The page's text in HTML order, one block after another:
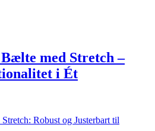
med Stretch –
i Ét
Robust og Justerbart til